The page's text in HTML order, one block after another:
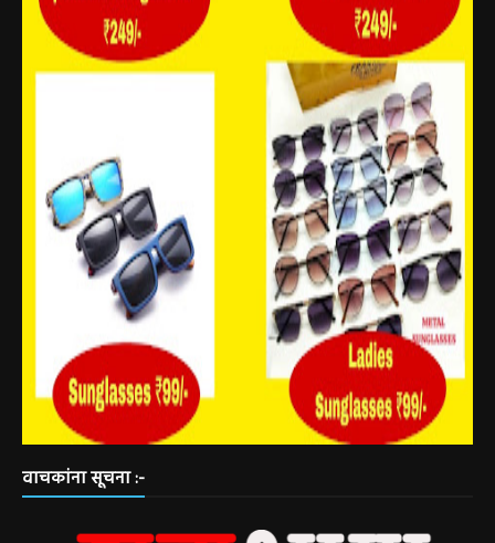
वाचकांना सूचना :-